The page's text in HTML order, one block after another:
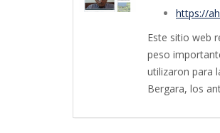
https://
Este sitio web
peso
utilizaron para
Bergara, los